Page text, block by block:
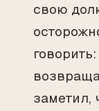
свою
заметил,